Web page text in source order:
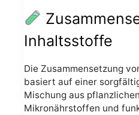
Inhaltsstoffe
Die Zusammensetzung
basiert auf einer
Mischung aus
Mikronährstoffen und